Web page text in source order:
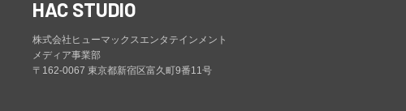
HAC STUDIO
株式会社ヒューマックスエンタテインメント
メディア事業部
〒162-0067 東京都新宿区富久町9番11号